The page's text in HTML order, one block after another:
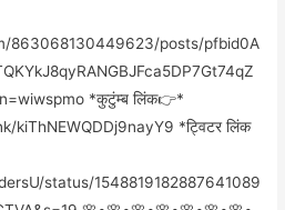
863068130449623/posts/pfbid0A
*कुटुंम्ब लिंक👉*
kiThNEWQDDj9nayY9 *ट्विटर लिंक
status/1548819182887641089